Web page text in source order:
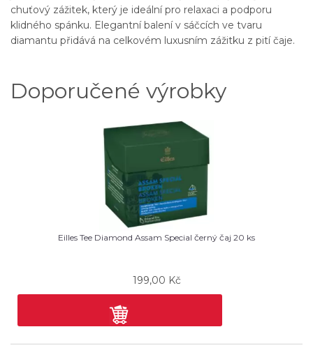
chuťový zážitek, který je ideální pro relaxaci a podporu
klidného spánku. Elegantní balení v sáčcích ve tvaru
diamantu přidává na celkovém luxusním zážitku z pití čaje.
Doporučené výrobky
Eilles Tee Diamond Assam Special černý čaj 20 ks
199,00 Kč